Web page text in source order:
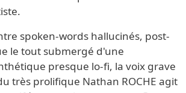
spoken-words hallucinés, post-
le tout submergé d'une
presque lo-fi, la voix grave
très prolifique Nathan ROCHE agit